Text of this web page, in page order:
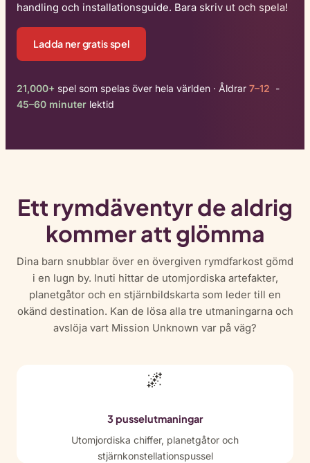
handling och installationsguide. Bara skriv ut och spela!
Ladda ner gratis spel
21,000+ spel som spelas över hela världen · Åldrar 7–12 -
45–60 minuter lektid
Ett rymdäventyr de aldrig
kommer att glömma
Dina barn snubblar över en övergiven rymdfarkost gömd
i en lugn by. Inuti hittar de utomjordiska artefakter,
planetgåtor och en stjärnbildskarta som leder till en
okänd destination. Kan de lösa alla tre utmaningarna och
avslöja vart Mission Unknown var på väg?
🌌
3 pusselutmaningar
Utomjordiska chiffer, planetgåtor och
stjärnkonstellationspussel